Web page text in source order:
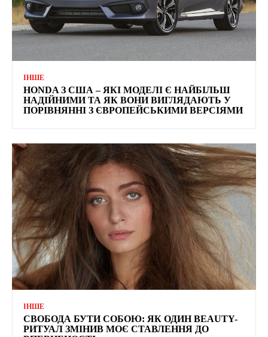
ІНШЕ
HONDA З США – ЯКІ МОДЕЛІ Є НАЙБІЛЬШ
НАДІЙНИМИ ТА ЯК ВОНИ ВИГЛЯДАЮТЬ У
ПОРІВНЯННІ З ЄВРОПЕЙСЬКИМИ ВЕРСІЯМИ
ІНШЕ
СВОБОДА БУТИ СОБОЮ: ЯК ОДИН BEAUTY-
РИТУАЛ ЗМІНИВ МОЄ СТАВЛЕННЯ ДО